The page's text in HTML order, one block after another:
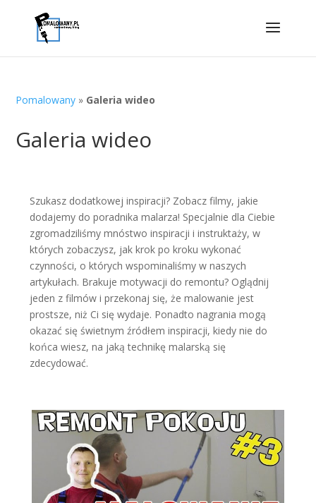
Pomalowany » Galeria wideo
Galeria wideo
Szukasz dodatkowej inspiracji? Zobacz filmy, jakie
dodajemy do poradnika malarza! Specjalnie dla Ciebie
zgromadziliśmy mnóstwo inspiracji i instruktaży, w
których zobaczysz, jak krok po kroku wykonać
czynności, o których wspominaliśmy w naszych
artykułach. Brakuje motywacji do remontu? Oglądnij
jeden z filmów i przekonaj się, że malowanie jest
prostsze, niż Ci się wydaje. Ponadto nagrania mogą
okazać się świetnym źródłem inspiracji, kiedy nie do
końca wiesz, na jaką technikę malarską się
zdecydować.